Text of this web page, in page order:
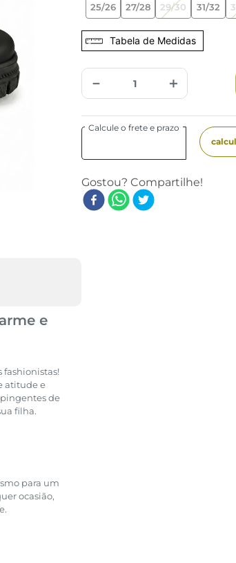
25/26 27/28 29/30 31/32
Tabela de Medidas
＋
－
e
fashionistas!
atitude e
de
filha.
para um
ocasião,